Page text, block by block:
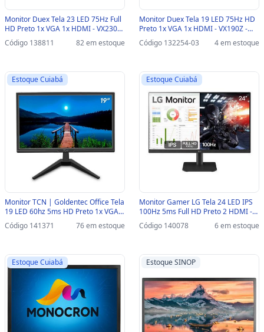
Monitor Duex Tela 23 LED 75Hz Full
HD Preto 1x VGA 1x HDMI - VX230X
- VX230X / VX230S
Código 138811 82 em estoque
Monitor Duex Tela 19 LED 75Hz HD
Preto 1x VGA 1x HDMI - VX190Z -
VX190Z PRO/VX190X PRO-SINOP-03
- VX190Z PRO/VX190X PRO
Código 132254-03 4 em estoque
Estoque Cuiabá
Monitor TCN | Goldentec Office Tela
19 LED 60hz 5ms HD Preto 1x VGA
1x HDMI - 68723 - 68723
Código 141371 76 em estoque
Estoque Cuiabá
Monitor Gamer LG Tela 24 LED IPS
100Hz 5ms Full HD Preto 2 HDMI -
24MS500-B - 24MS500-B
Código 140078 6 em estoque
Estoque Cuiabá Estoque SINOP